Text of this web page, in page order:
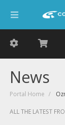
News
Portal Home
ALL THE LATEST